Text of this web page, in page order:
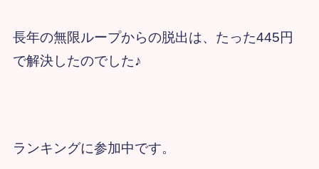
長年の無限ループからの脱出は、たった445円
で解決したのでした♪
ランキングに参加中です。